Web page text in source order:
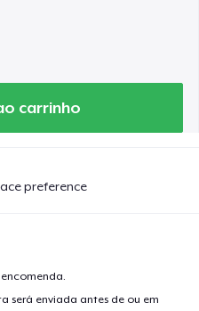
carrinho
preference
será enviada antes de ou em